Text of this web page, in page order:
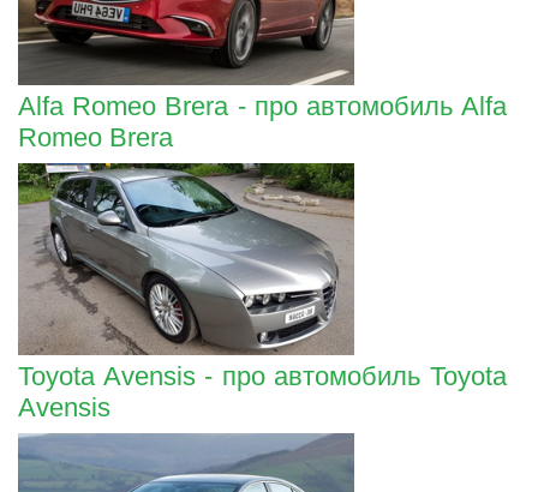
Alfa Romeo Brera - про автомобиль Alfa
Romeo Brera
Toyota Avensis - про автомобиль Toyota
Avensis